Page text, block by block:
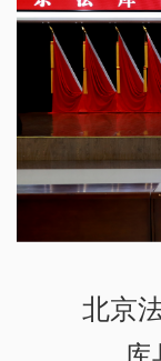
北京